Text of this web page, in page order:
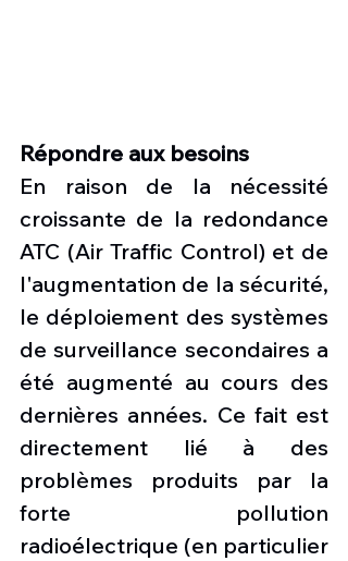
Répondre aux besoins
En raison de la nécessité
croissante de la redondance
ATC (Air Traffic Control) et de
l'augmentation de la sécurité,
le déploiement des systèmes
de surveillance secondaires a
été augmenté au cours des
dernières années. Ce fait est
directement lié à des
problèmes produits par la
forte pollution
radioélectrique (en particulier